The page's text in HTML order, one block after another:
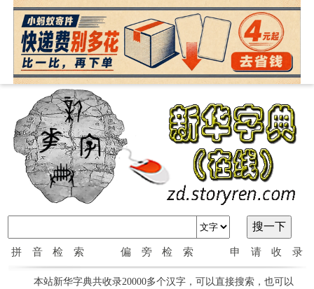
拼音检索 偏旁检索 申请收录
本站新华字典共收录20000多个汉字，可以直接搜索，也可以